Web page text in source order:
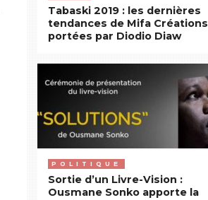
Tabaski 2019 : les dernières
tendances de Mifa Créations
portées par Diodio Diaw
POLITIQUE
Sortie d’un Livre-Vision :
Ousmane Sonko apporte la